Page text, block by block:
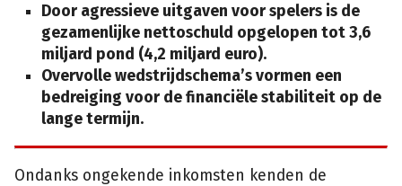
Door agressieve uitgaven voor spelers is de
gezamenlijke nettoschuld opgelopen tot 3,6
miljard pond (4,2 miljard euro).
Overvolle wedstrijdschema’s vormen een
bedreiging voor de financiële stabiliteit op de
lange termijn.
Ondanks ongekende inkomsten kenden de